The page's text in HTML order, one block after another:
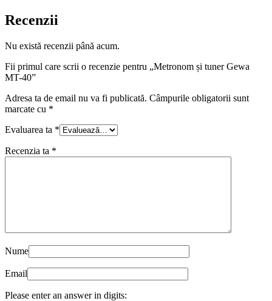
Recenzii
Nu există recenzii până acum.
Fii primul care scrii o recenzie pentru „Metronom și tuner Gewa
MT-40”
Adresa ta de email nu va fi publicată. Câmpurile obligatorii sunt
marcate cu *
Evaluarea ta *
Recenzia ta *
Nume
Email
Please enter an answer in digits: